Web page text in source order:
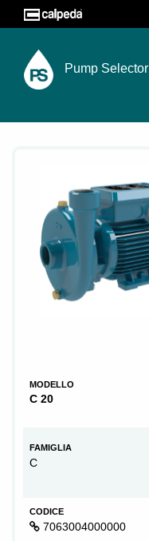
Pump Selector
MODELLO
C 20
FAMIGLIA
C
CODICE
7063004000000